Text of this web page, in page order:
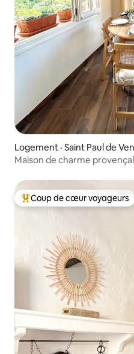
Logement · Saint Paul de
Maison de charme
Coup de cœur voyageurs
Coup de cœur voyageurs